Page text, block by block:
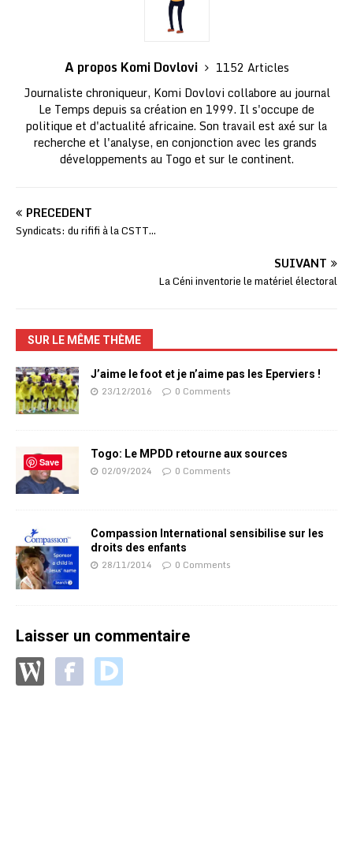
A propos Komi Dovlovi
1152 Articles
Journaliste chroniqueur, Komi Dovlovi collabore au journal
Le Temps depuis sa création en 1999. Il s'occupe de
politique et d'actualité africaine. Son travail est axé sur la
recherche et l'analyse, en conjonction avec les grands
développements au Togo et sur le continent.
PRÉCÉDENT
Syndicats: du rififi à la CSTT…
SUIVANT
La Céni inventorie le matériel électoral
SUR LE MÊME THÈME
J’aime le foot et je n’aime pas les Eperviers !
23/12/2016 0 Comments
Togo: Le MPDD retourne aux sources
02/09/2024 0 Comments
Compassion International sensibilise sur les
droits des enfants
28/11/2014 0 Comments
Laisser un commentaire
Save